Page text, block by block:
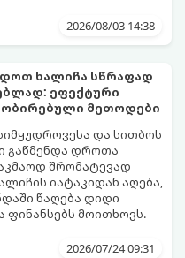
ყოფითი ხრიკები,
სპეციალური
და
მეთოდს:
2026/08/03 14:38
ხალიჩა სწრაფად
ეფექტური
მეთოდები
და სითბოს
გაწმენდა დროთა
შრომატევად
იატაკიდან აღება,
წაღება დიდი
ფინანსებს მოითხოვს.
და აპრობირებული
2026/07/24 09:31